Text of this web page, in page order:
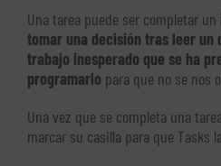
Una tarea puede ser completar un
tomar una decisión tras leer un
trabajo inesperado que se ha
programarlo para que no se nos
Una vez que se completa una
marcar su casilla para que Tasks